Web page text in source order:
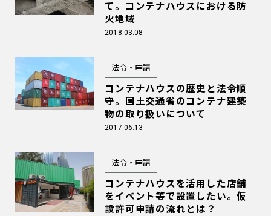
て。コンテナハウスにおける防
火地域
2018.03.08
コンテナハウスの歴史と法令順
守。国土交通省のコンテナ建築
物の取り扱いについて
法令・申請
2017.06.13
コンテナハウスを活用した店舗
をイベント等で設置したい。仮
設許可申請の流れとは？
法令・申請